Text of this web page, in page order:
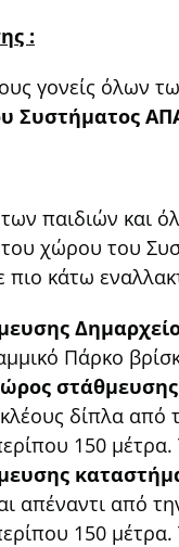
:
γονείς όλων
Συστήματος
παιδιών και
χώρου του
κάτω
Πάρκο
δίπλα
150
απέναντι από
150